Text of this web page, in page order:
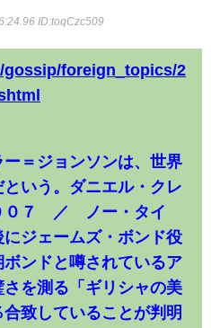
ID:toqCzc509
gossip/foreign_topics/2
＝ジョンソンは、世界
いう。ダニエル・クレ
０７ ／ ノー・タイ
ジェームズ・ボンド役
ンドと噂されているア
を測る「ギリシャの美
致していることが判明